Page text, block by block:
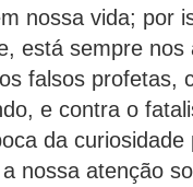
nossa vida; por
está sempre
falsos profetas,
e contra o
da
nossa atenção